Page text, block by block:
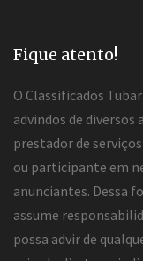
Fique atento!
O Classificados
advindos de
prestador de
ou participante em
anunciantes. Dessa
assume
possa advir de